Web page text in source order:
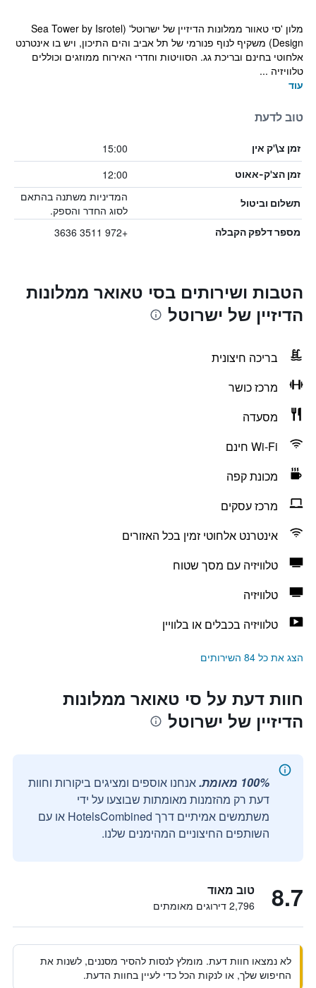
מלון 'סי טאוור ממלונות הדיזיין של ישרוטל' (Sea Tower by Isrotel
Design) משקיף לנוף פנורמי של תל אביב והים התיכון, ויש בו אינטרנט
אלחוטי בחינם ובריכת גג. הסוויטות וחדרי האירוח ממוזגים וכוללים
טלוויזיה ...
עוד
טוב לדעת
זמן צ\'ק אין 15:00
זמן הצ'ק-אאוט 12:00
תשלום וביטול
המדיניות משתנה בהתאם
לסוג החדר והספק.
מספר דלפק הקבלה +972 3511 3636
הטבות ושירותים בסי טאואר ממלונות
הדיזיין של ישרוטל
בריכה חיצונית
מרכז כושר
מסעדה
Wi-Fi חינם
מכונת קפה
מרכז עסקים
אינטרנט אלחוטי זמין בכל האזורים
טלוויזיה עם מסך שטוח
טלוויזיה
טלוויזיה בכבלים או בלוויין
הצג את כל 84 השירותים
חוות דעת על סי טאואר ממלונות
הדיזיין של ישרוטל
100% מאומת.
אנחנו אוספים ומציגים ביקורות וחוות
דעת רק מהזמנות מאומתות שבוצעו על ידי
משתמשים אמיתיים דרך HotelsCombined או עם
השותפים החיצוניים המהימנים שלנו.
8.7 טוב מאוד
2,796 דירוגים מאומתים
לא נמצאו חוות דעת. מומלץ לנסות להסיר מסננים, לשנות את
החיפוש שלך, או לנקות הכל כדי לעיין בחוות הדעת.